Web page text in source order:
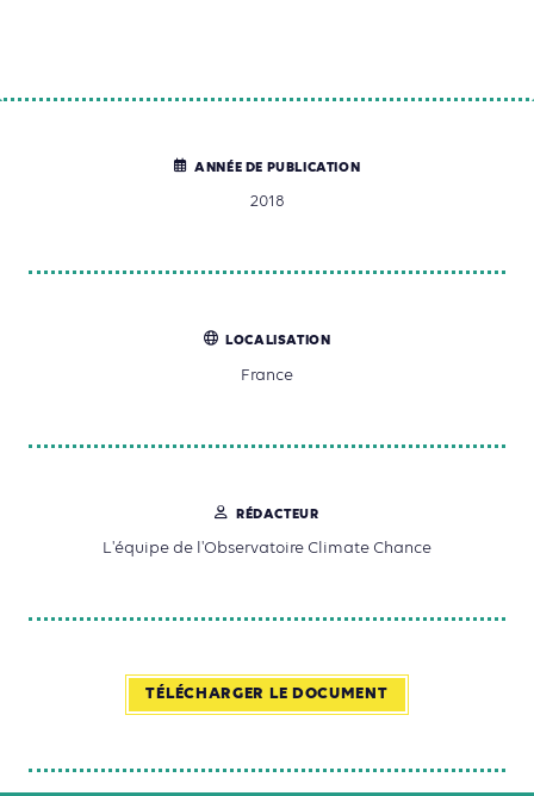
ANNÉE DE PUBLICATION
2018
LOCALISATION
France
RÉDACTEUR
L'équipe de l'Observatoire Climate Chance
TÉLÉCHARGER LE DOCUMENT